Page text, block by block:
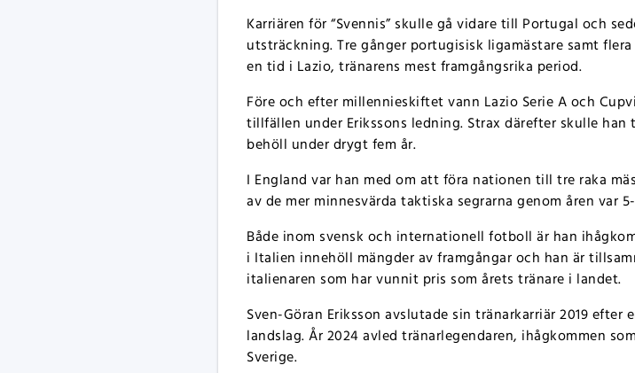
Karriären för “Svennis” skulle gå vidare till Portugal och
utsträckning. Tre gånger portugisisk ligamästare samt
en tid i Lazio, tränarens mest framgångsrika period.
Före och efter millennieskiftet vann Lazio Serie A och
tillfällen under Erikssons ledning. Strax därefter skulle
behöll under drygt fem år.
I England var han med om att föra nationen till tre raka
av de mer minnesvärda taktiska segrarna genom åren var
Både inom svensk och internationell fotboll är han
i Italien innehöll mängder av framgångar och han är
italienaren som har vunnit pris som årets tränare i landet.
Sven-Göran Eriksson avslutade sin tränarkarriär 2019
landslag. År 2024 avled tränarlegendaren, ihågkommen
Sverige.